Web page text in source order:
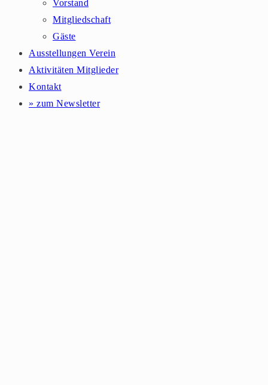
Vorstand
Mitgliedschaft
Gäste
Ausstellungen Verein
Aktivitäten Mitglieder
Kontakt
» zum Newsletter